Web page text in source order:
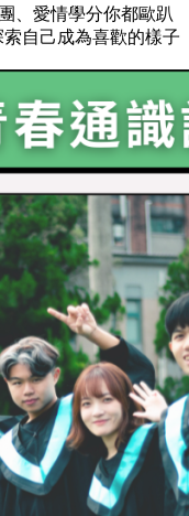
、愛情學分你都歐趴
自己成為喜歡的樣子